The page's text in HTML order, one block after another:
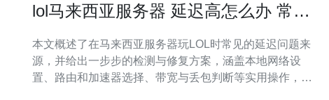
lol马来西亚服务器 延迟高怎么办 常见
本文概述了在马来西亚服务器玩LOL时常见的延迟问题来
源，并给出一步步的检测与修复方案，涵盖本地网络设
置、路由和加速器选择、带宽与丢包判断等实用操作，帮